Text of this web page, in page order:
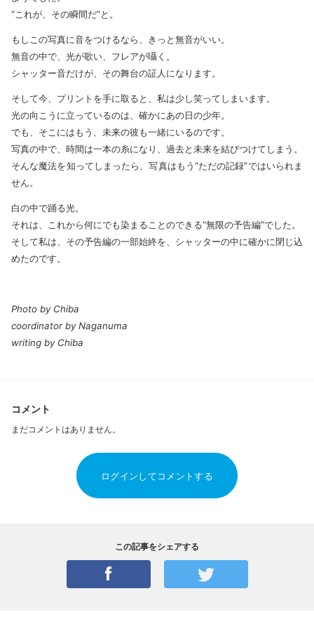
“これが、その瞬間だ”と。
もしこの写真に音をつけるなら、きっと無音がいい。
無音の中で、光が歌い、フレアが囁く。
シャッター音だけが、その舞台の証人になります。
そして今、プリントを手に取ると、私は少し笑ってしまいます。
光の向こうに立っているのは、確かにあの日の少年。
でも、そこにはもう、未来の彼も一緒にいるのです。
写真の中で、時間は一本の糸になり、過去と未来を結びつけてしまう。
そんな魔法を知ってしまったら、写真はもう“ただの記録”ではいられま
せん。
白の中で踊る光。
それは、これから何にでも染まることのできる“無限の予告編”でした。
そして私は、その予告編の一部始終を、シャッターの中に確かに閉じ込
めたのです。
Photo by Chiba
coordinator by Naganuma
writing by Chiba
コメント
まだコメントはありません。
ログインしてコメントする
この記事をシェアする